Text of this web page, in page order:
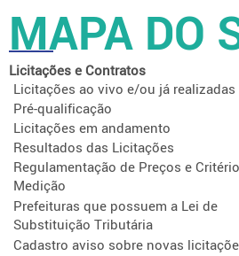
MAPA DO
Licitações e Contratos
Licitações ao vivo e/ou já realizadas
Pré-qualificação
Licitações em andamento
Resultados das Licitações
Regulamentação de Preços e
Medição
Prefeituras que possuem a Lei de
Substituição Tributária
Cadastro aviso sobre novas